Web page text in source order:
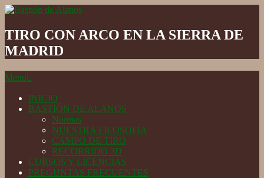
Skip
content
de
Alanos
TIRO CON ARCO EN LA SIERRA DE
MADRID
Secondary
Menu
Menu
INICIO
BASTIÓN DE ALANOS
Normas
NUESTRA FILOSOFÍA
CAMPO DE TIRO
RECORRIDO 3D
CURSOS Y LICENCIAS
PREGUNTAS FRECUENTES